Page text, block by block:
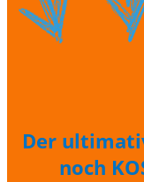
Der
noch